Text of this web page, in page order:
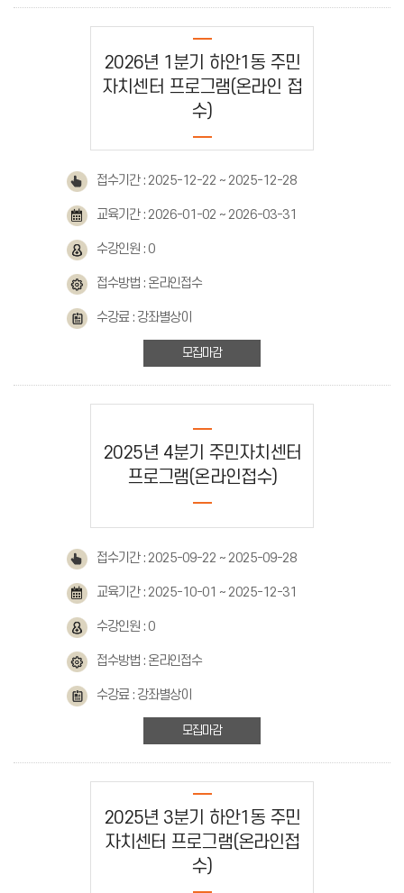
2026년 1분기 하안1동 주민
자치센터 프로그램(온라인 접
수)
접수기간 : 2025-12-22 ~ 2025-12-28
교육기간 : 2026-01-02 ~ 2026-03-31
수강인원 : 0
접수방법 : 온라인접수
수강료 : 강좌별상이
모집마감
2025년 4분기 주민자치센터
프로그램(온라인접수)
접수기간 : 2025-09-22 ~ 2025-09-28
교육기간 : 2025-10-01 ~ 2025-12-31
수강인원 : 0
접수방법 : 온라인접수
수강료 : 강좌별상이
모집마감
2025년 3분기 하안1동 주민
자치센터 프로그램(온라인접
수)